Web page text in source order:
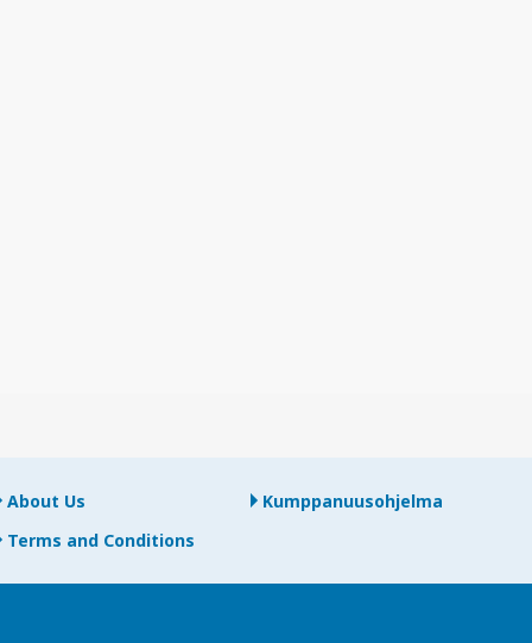
About Us
Kumppanuusohjelma
Terms and Conditions